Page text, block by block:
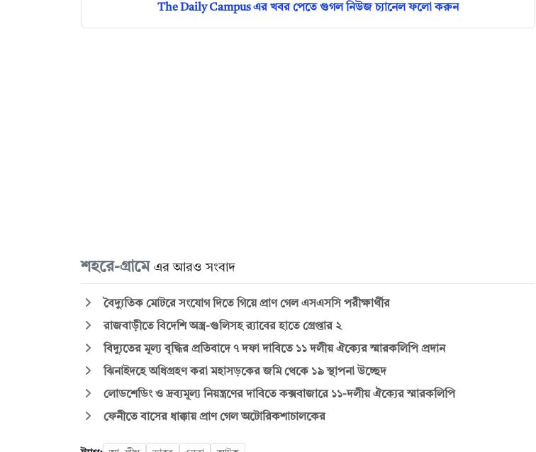
The Daily Campus এর খবর পেতে গুগল নিউজ চ্যানেল ফলো করুন
শহরে-গ্রামে এর আরও সংবাদ
বৈদ্যুতিক মোটরে সংযোগ দিতে গিয়ে প্রাণ গেল এসএসসি পরীক্ষার্থীর
রাজবাড়ীতে বিদেশি অস্ত্র-গুলিসহ র‍্যাবের হাতে গ্রেপ্তার ২
বিদ্যুতের মূল্য বৃদ্ধির প্রতিবাদে ৭ দফা দাবিতে ১১ দলীয় ঐক্যের স্মারকলিপি প্রদান
ঝিনাইদহে অধিগ্রহণ করা মহাসড়কের জমি থেকে ১৯ স্থাপনা উচ্ছেদ
লোডশেডিং ও দ্রব্যমূল্য নিয়ন্ত্রণের দাবিতে কক্সবাজারে ১১-দলীয় ঐক্যের স্মারকলিপি
ফেনীতে বাসের ধাক্কায় প্রাণ গেল অটোরিকশাচালকের